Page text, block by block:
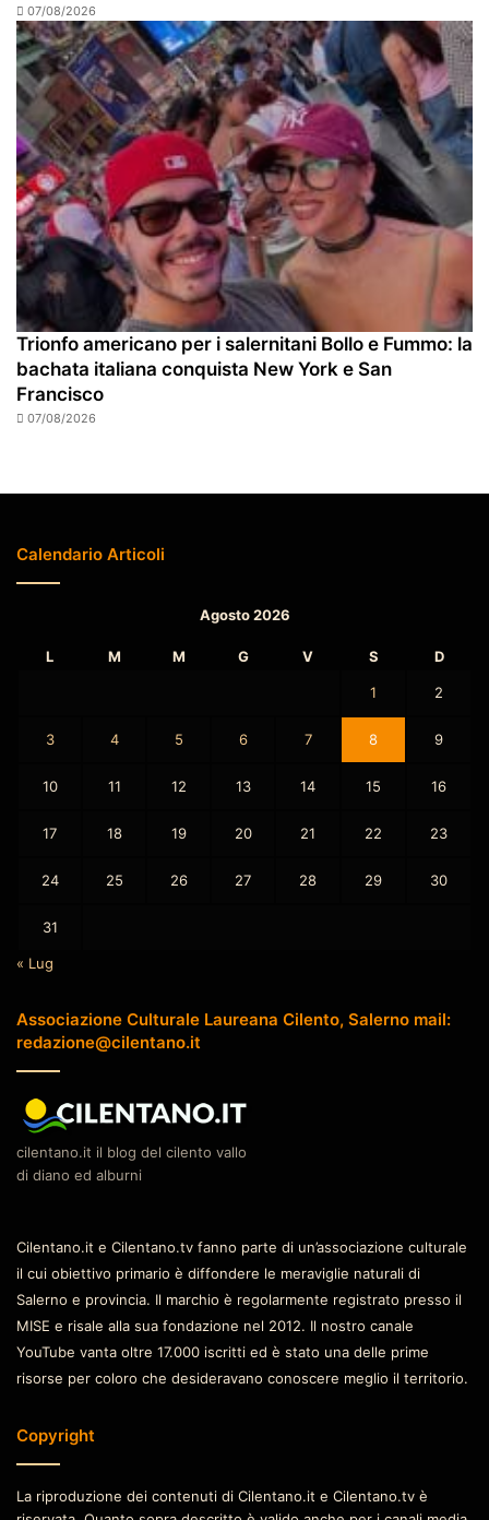
07/08/2026
Trionfo americano per i salernitani Bollo e Fummo: la
bachata italiana conquista New York e San
Francisco
07/08/2026
Calendario Articoli
Agosto 2026
L M M G V S D
1 2
3 4 5 6 7 8 9
10 11 12 13 14 15 16
17 18 19 20 21 22 23
24 25 26 27 28 29 30
31
« Lug
Associazione Culturale Laureana Cilento, Salerno mail:
redazione@cilentano.it
cilentano.it il blog del cilento vallo
di diano ed alburni
Cilentano.it e Cilentano.tv fanno parte di un’associazione culturale
il cui obiettivo primario è diffondere le meraviglie naturali di
Salerno e provincia. Il marchio è regolarmente registrato presso il
MISE e risale alla sua fondazione nel 2012. Il nostro canale
YouTube vanta oltre 17.000 iscritti ed è stato una delle prime
risorse per coloro che desideravano conoscere meglio il territorio.
Copyright
La riproduzione dei contenuti di Cilentano.it e Cilentano.tv è